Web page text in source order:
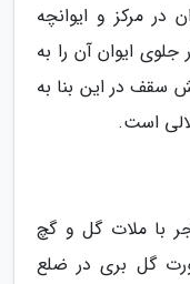
مرکز و ایوانچه
جلوی ایوان آن را به
سقف در این بنا به
است.
با ملات گل و گچ
گل بری در ضلع